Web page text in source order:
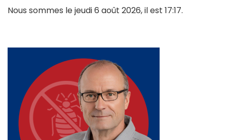
Nous sommes le jeudi 6 août 2026, il est 17:17.